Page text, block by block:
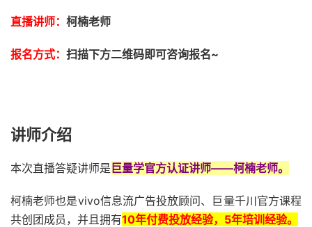
直播讲师： 柯楠老师
报名方式： 扫描下方二维码即可咨询报名~
讲师介绍
本次直播答疑讲师是 巨量学官方认证讲师——柯楠老师。
柯楠老师也是vivo信息流广告投放顾问、巨量千川官方课程
共创团成员，并且拥有10年付费投放经验，5年培训经验。